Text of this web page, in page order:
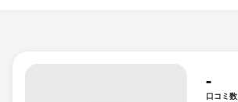
-
口コミ数